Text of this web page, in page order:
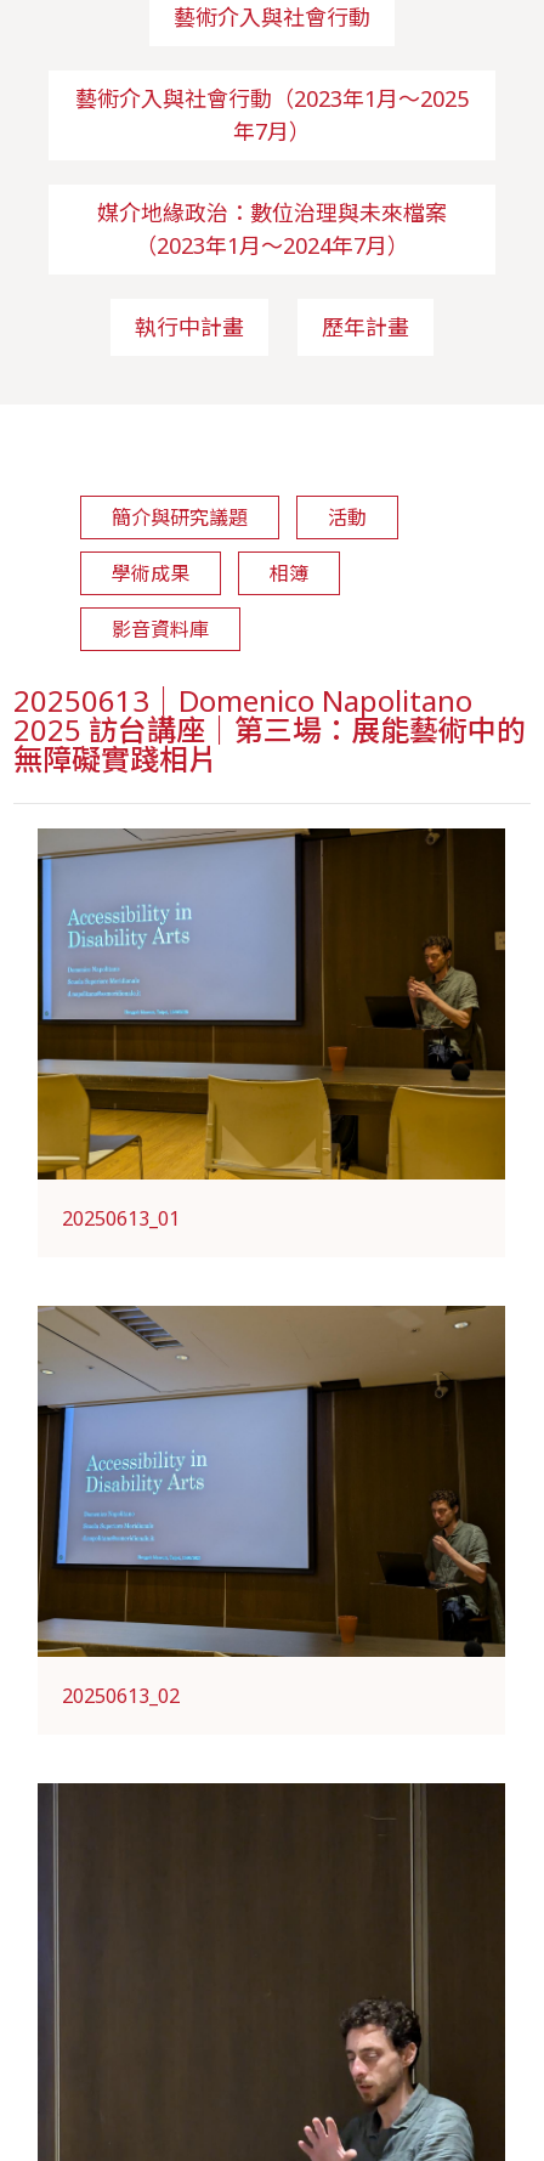
藝術介入與社會行動
藝術介入與社會行動（2023年1月～2025
年7月）
媒介地緣政治：數位治理與未來檔案
（2023年1月～2024年7月）
執行中計畫 歷年計畫
簡介與研究議題 活動
學術成果 相簿
影音資料庫
20250613｜Domenico Napolitano
2025 訪台講座｜第三場：展能藝術中的
無障礙實踐相片
20250613_01
20250613_02